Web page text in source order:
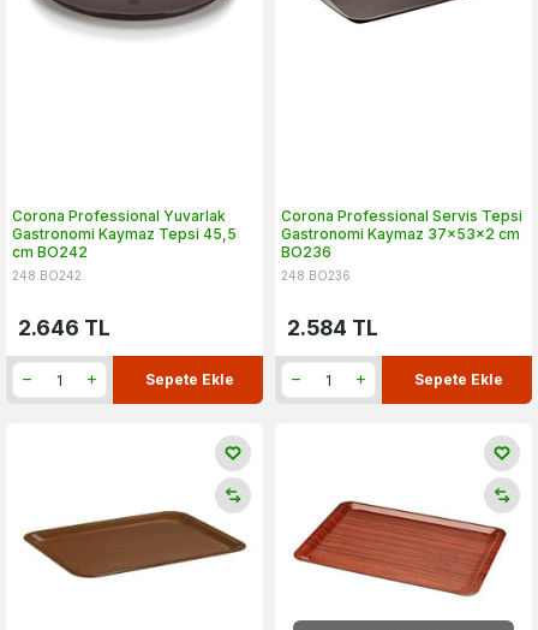
Corona Professional Yuvarlak
Gastronomi Kaymaz Tepsi 45,5
cm BO242
248.BO242
2.646 TL
Sepete Ekle
Corona Professional Servis Tepsi
Gastronomi Kaymaz 37x53x2 cm
BO236
248.BO236
2.584 TL
Sepete Ekle